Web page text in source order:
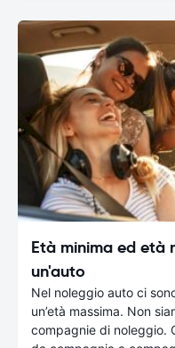
Età minima ed età
un'auto
Nel noleggio auto ci
un’età massima. Non
compagnie di noleggio.